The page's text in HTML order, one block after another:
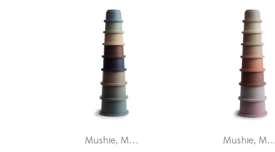
Mushie, Mushie stacking cups Mushie, Mushie stacking cups